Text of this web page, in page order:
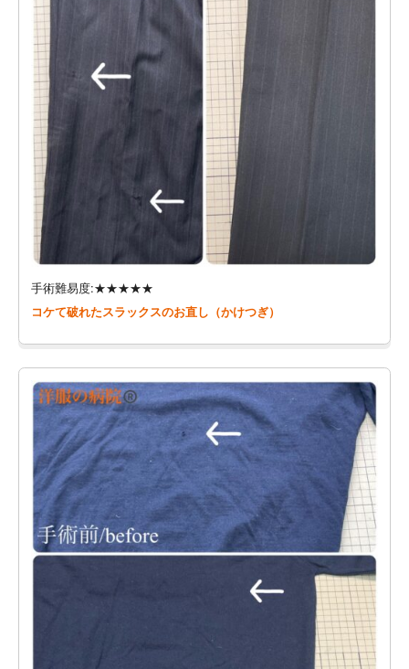
手術難易度:★★★★★
コケて破れたスラックスのお直し（かけつぎ）